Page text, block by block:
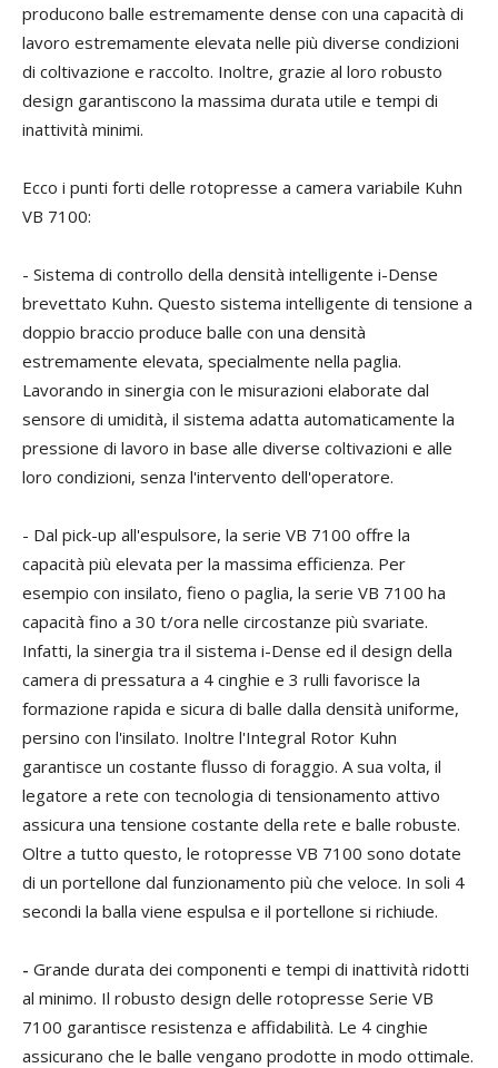
producono balle estremamente dense con una capacità di
lavoro estremamente elevata nelle più diverse condizioni
di coltivazione e raccolto. Inoltre, grazie al loro robusto
design garantiscono la massima durata utile e tempi di
inattività minimi.
Ecco i punti forti delle rotopresse a camera variabile Kuhn
VB 7100:
- Sistema di controllo della densità intelligente i-Dense
brevettato Kuhn. Questo sistema intelligente di tensione a
doppio braccio produce balle con una densità
estremamente elevata, specialmente nella paglia.
Lavorando in sinergia con le misurazioni elaborate dal
sensore di umidità, il sistema adatta automaticamente la
pressione di lavoro in base alle diverse coltivazioni e alle
loro condizioni, senza l'intervento dell'operatore.
- Dal pick-up all'espulsore, la serie VB 7100 offre la
capacità più elevata per la massima efficienza. Per
esempio con insilato, fieno o paglia, la serie VB 7100 ha
capacità fino a 30 t/ora nelle circostanze più svariate.
Infatti, la sinergia tra il sistema i-Dense ed il design della
camera di pressatura a 4 cinghie e 3 rulli favorisce la
formazione rapida e sicura di balle dalla densità uniforme,
persino con l'insilato. Inoltre l'Integral Rotor Kuhn
garantisce un costante flusso di foraggio. A sua volta, il
legatore a rete con tecnologia di tensionamento attivo
assicura una tensione costante della rete e balle robuste.
Oltre a tutto questo, le rotopresse VB 7100 sono dotate
di un portellone dal funzionamento più che veloce. In soli 4
secondi la balla viene espulsa e il portellone si richiude.
- Grande durata dei componenti e tempi di inattività ridotti
al minimo. Il robusto design delle rotopresse Serie VB
7100 garantisce resistenza e affidabilità. Le 4 cinghie
assicurano che le balle vengano prodotte in modo ottimale.